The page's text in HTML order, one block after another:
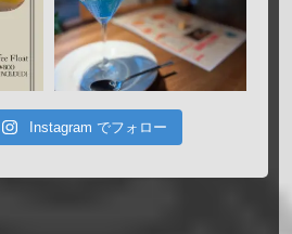
Instagram でフォロー